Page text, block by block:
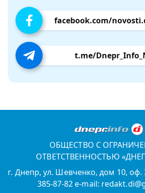
t.me/
ОБЩЕСТВО С
ОТВЕТСТВЕННОСТЬЮ
г. Днепр, ул. Шевченко, дом 10, оф.
385-87-82 e-mail: